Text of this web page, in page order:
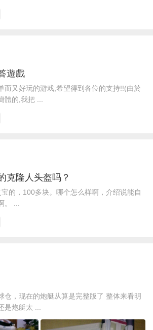
遊戲
而又好玩的游戏,希望得到各位的支持!!(由於
體的,我把 ...
克隆人头盔吗？
的，100多块。哪个怎么样啊，介绍说能自
...
仓，现在的炮艇从算是完整版了 整体来看明
是炮艇太 ...